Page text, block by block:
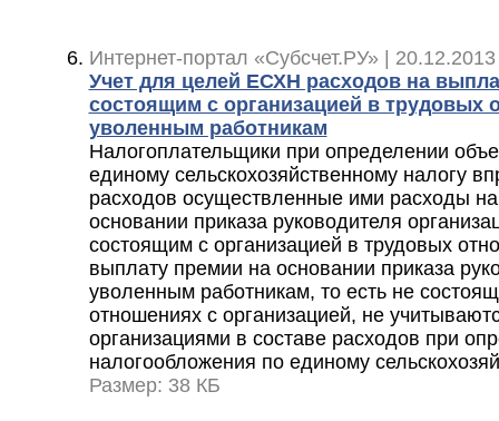
Интернет-портал «Субсчет.РУ» |
Учет для целей ЕСХН расходов на
состоящим с организацией в трудовых
уволенным работникам
Налогоплательщики при определении
единому сельскохозяйственному налогу
расходов осуществленные ими расходы
основании приказа руководителя
состоящим с организацией в трудовых
выплату премии на основании приказа
уволенным работникам, то есть не
отношениях с организацией, не
организациями в составе расходов при
налогообложения по единому
Размер: 38 КБ